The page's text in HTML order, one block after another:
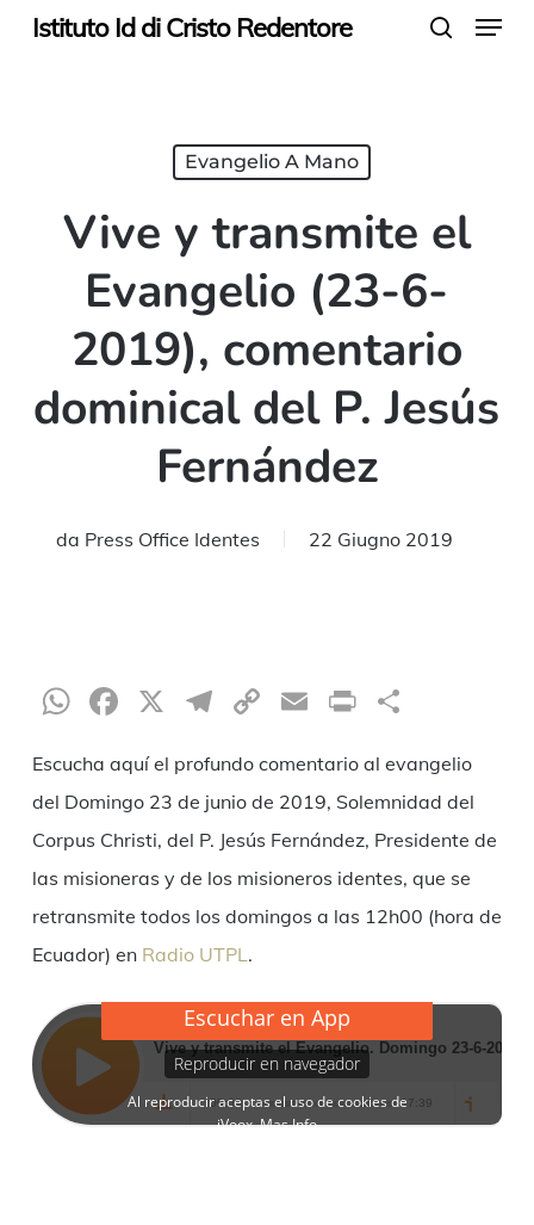
SkipIstituto Id di Cristo Redentore Menu
Evangelio A Mano
Vive y transmite el
Evangelio (23-6-
2019), comentario
dominical del P. Jesús
Fernández
da Press Office Identes 22 Giugno 2019
WhatsApp
Facebook
X Telegram
CopyEmailPrint
Escucha aquí el profundo comentario al evangelio
del Domingo 23 de junio de 2019, Solemnidad del
Corpus Christi, del P. Jesús Fernández, Presidente de
las misioneras y de los misioneros identes, que se
retransmite todos los domingos a las 12h00 (hora de
Ecuador) en Radio UTPL.